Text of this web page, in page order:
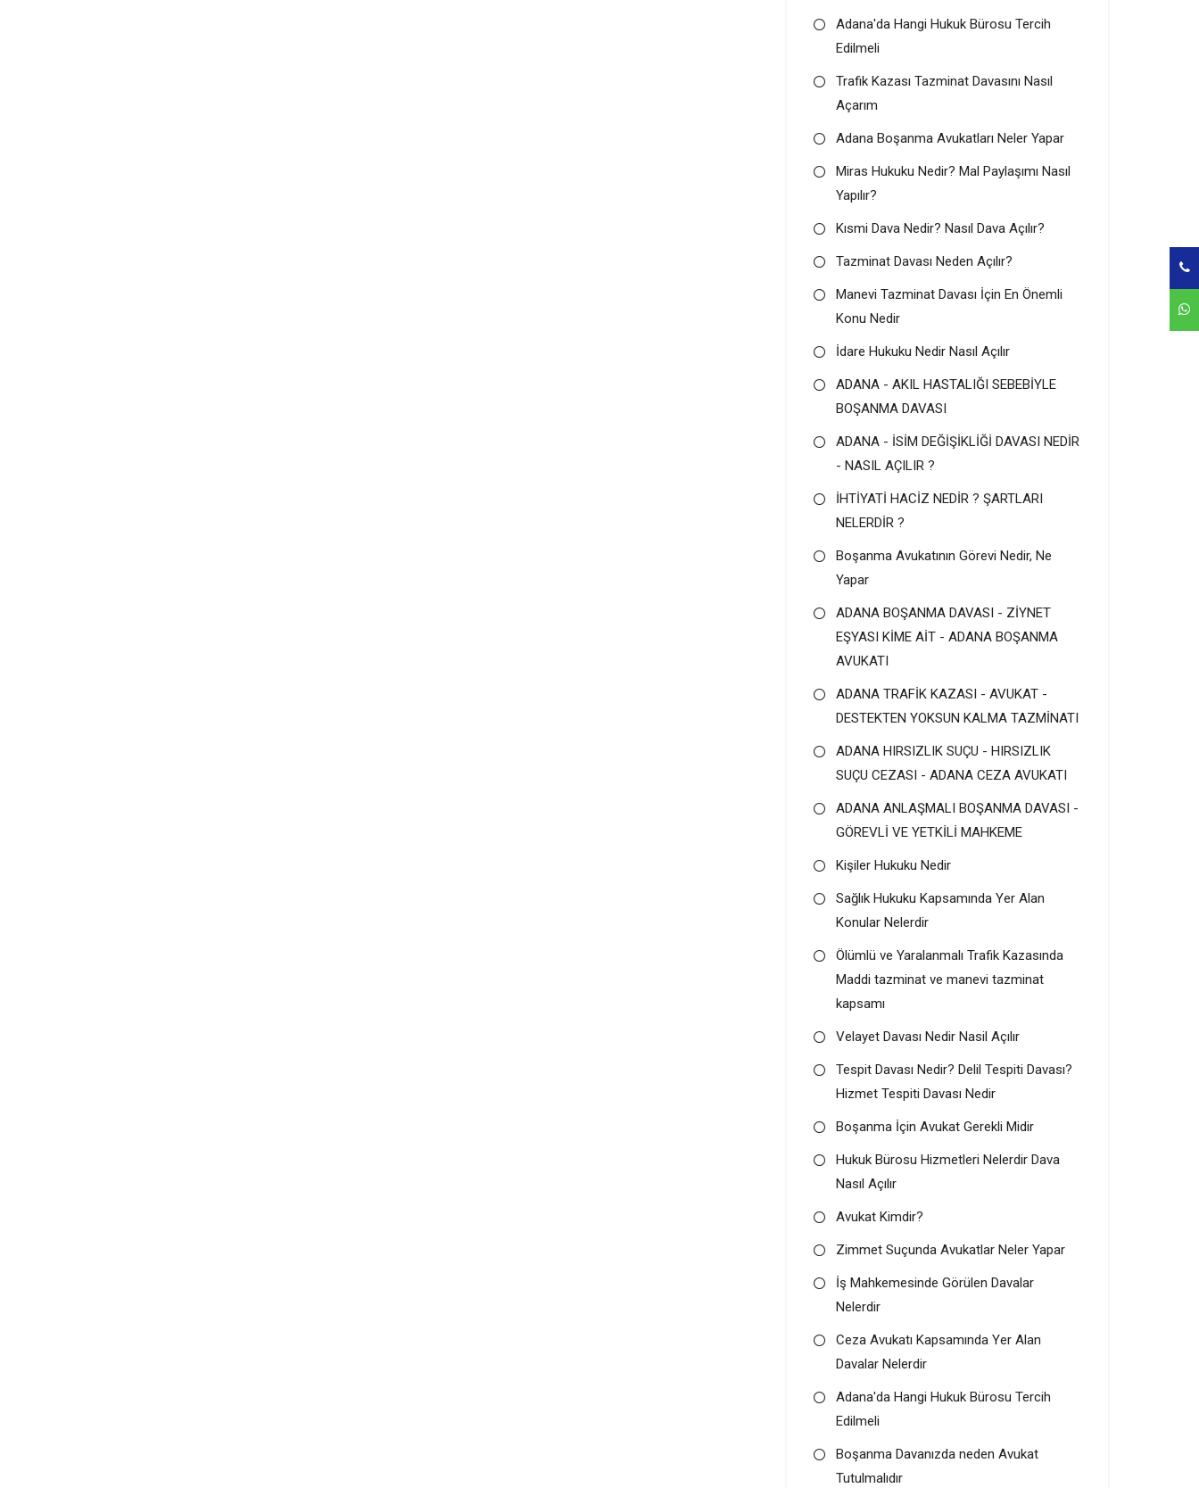
Adana'da Hangi Hukuk Bürosu Tercih
Edilmeli
Trafik Kazası Tazminat Davasını Nasıl
Açarım
Adana Boşanma Avukatları Neler Yapar
Miras Hukuku Nedir? Mal Paylaşımı Nasıl
Yapılır?
Kısmi Dava Nedir? Nasıl Dava Açılır?
Tazminat Davası Neden Açılır?
Manevi Tazminat Davası İçin En Önemli
Konu Nedir
İdare Hukuku Nedir Nasıl Açılır
ADANA - AKIL HASTALIĞI SEBEBİYLE
BOŞANMA DAVASI
ADANA - İSİM DEĞİŞİKLİĞİ DAVASI NEDİR
- NASIL AÇILIR ?
İHTİYATİ HACİZ NEDİR ? ŞARTLARI
NELERDİR ?
Boşanma Avukatının Görevi Nedir, Ne
Yapar
ADANA BOŞANMA DAVASI - ZİYNET
EŞYASI KİME AİT - ADANA BOŞANMA
AVUKATI
ADANA TRAFİK KAZASI - AVUKAT -
DESTEKTEN YOKSUN KALMA TAZMİNATI
ADANA HIRSIZLIK SUÇU - HIRSIZLIK
SUÇU CEZASI - ADANA CEZA AVUKATI
ADANA ANLAŞMALI BOŞANMA DAVASI -
GÖREVLİ VE YETKİLİ MAHKEME
Kişiler Hukuku Nedir
Sağlık Hukuku Kapsamında Yer Alan
Konular Nelerdir
Ölümlü ve Yaralanmalı Trafik Kazasında
Maddi tazminat ve manevi tazminat
kapsamı
Velayet Davası Nedir Nasil Açılır
Tespit Davası Nedir? Delil Tespiti Davası?
Hizmet Tespiti Davası Nedir
Boşanma İçin Avukat Gerekli Midir
Hukuk Bürosu Hizmetleri Nelerdir Dava
Nasıl Açılır
Avukat Kimdir?
Zimmet Suçunda Avukatlar Neler Yapar
İş Mahkemesinde Görülen Davalar
Nelerdir
Ceza Avukatı Kapsamında Yer Alan
Davalar Nelerdir
Adana'da Hangi Hukuk Bürosu Tercih
Edilmeli
Boşanma Davanızda neden Avukat
Tutulmalıdır